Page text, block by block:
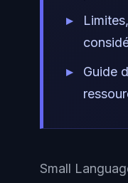
Guide
Small